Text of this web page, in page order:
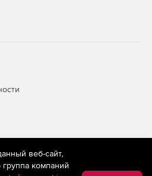
store.softline.ru применяются
(информационные технологии
веб-сайт,
группа компаний